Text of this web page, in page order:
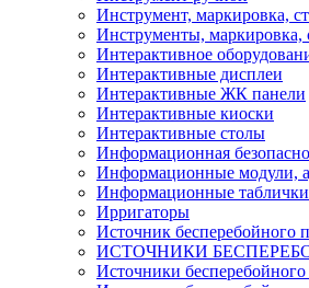
Инструмент, маркировка,
Инструменты, маркировка,
Интерактивное
Интерактивные дисплеи
Интерактивные ЖК панели
Интерактивные киоски
Интерактивные столы
Информационная
Информационные модули,
Информационные
Ирригаторы
Источник бесперебойного
ИСТОЧНИКИ
Источники